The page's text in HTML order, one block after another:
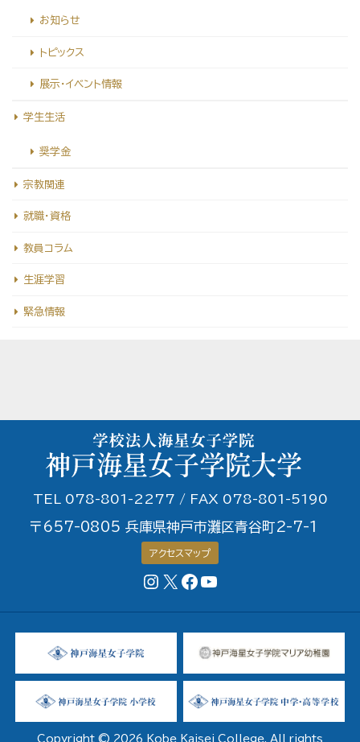
お知らせ
トピックス
展示・イベント情報
学生生活
奨学金
宗教関連
就職・資格
教員コラム
生涯学習
緊急情報
TEL 078-801-2277 / FAX 078-801-5190
〒657-0805 兵庫県神戸市灘区青谷町2-7-1
アクセスマップ
Instagram
X FacebookページYouTubeチャンネル
Copyright © 2026 Kobe Kaisei College. All rights